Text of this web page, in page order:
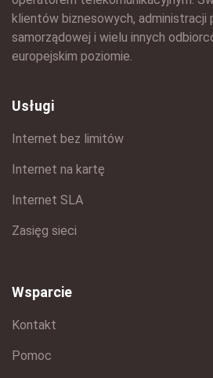
klientów biznesowych, administracji
samorządowej i wielu innych
europejskim poziomie.
Usługi
Internet bez limitów
Internet na kartę
Internet SLA
Zasięg sieci
Wsparcie
Kontakt
Pomoc